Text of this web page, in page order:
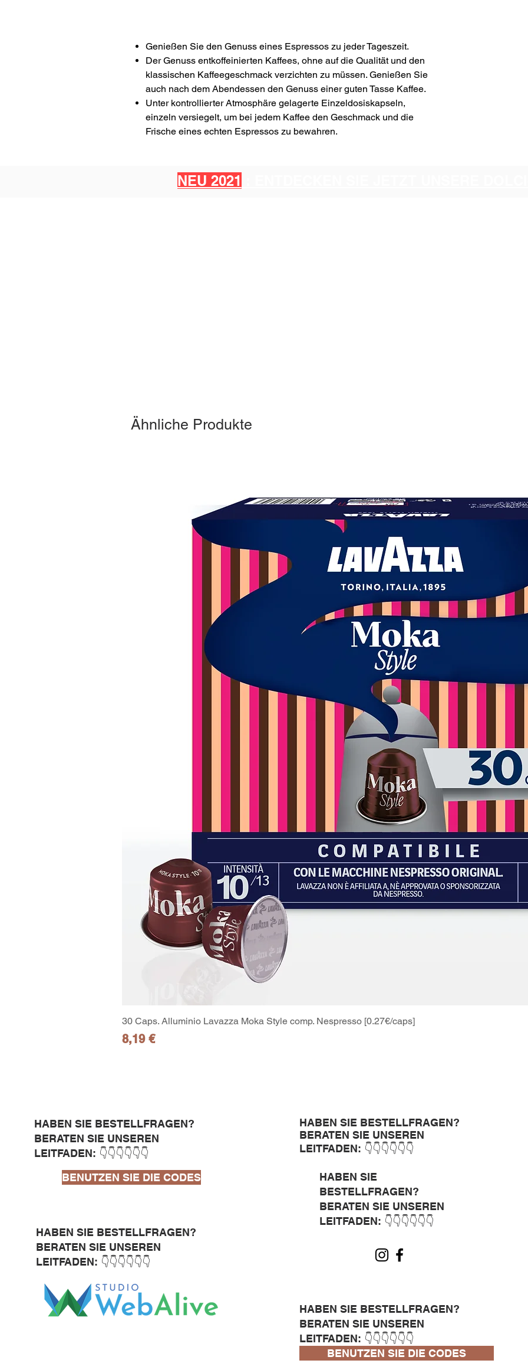
Genießen Sie den Genuss eines Espressos zu jeder Tageszeit.
Der Genuss entkoffeinierten Kaffees, ohne auf die Qualität und den
klassischen Kaffeegeschmack verzichten zu müssen. Genießen Sie
auch nach dem Abendessen den Genuss einer guten Tasse Kaffee.
Unter kontrollierter Atmosphäre gelagerte Einzeldosiskapseln,
einzeln versiegelt, um bei jedem Kaffee den Geschmack und die
Frische eines echten Espressos zu bewahren.
NEU 2021
Ähnliche Produkte
Schnellansicht
30 Caps. Alluminio Lavazza Moka Style comp. Nespresso [0.27€/caps]
Preis
8,19 €
HABEN SIE BESTELLFRAGEN?
BERATEN SIE UNSEREN
LEITFADEN: 👇👇👇👇👇👇
BENUTZEN SIE DIE CODES
HABEN SIE BESTELLFRAGEN?
BERATEN SIE UNSEREN
LEITFADEN: 👇👇👇👇👇👇
HABEN SIE BESTELLFRAGEN?
BERATEN SIE UNSEREN
LEITFADEN: 👇👇👇👇👇👇
HABEN SIE
BESTELLFRAGEN?
BERATEN SIE UNSEREN
LEITFADEN: 👇👇👇👇👇👇
HABEN SIE BESTELLFRAGEN?
BERATEN SIE UNSEREN
LEITFADEN: 👇👇👇👇👇👇
BENUTZEN SIE DIE CODES